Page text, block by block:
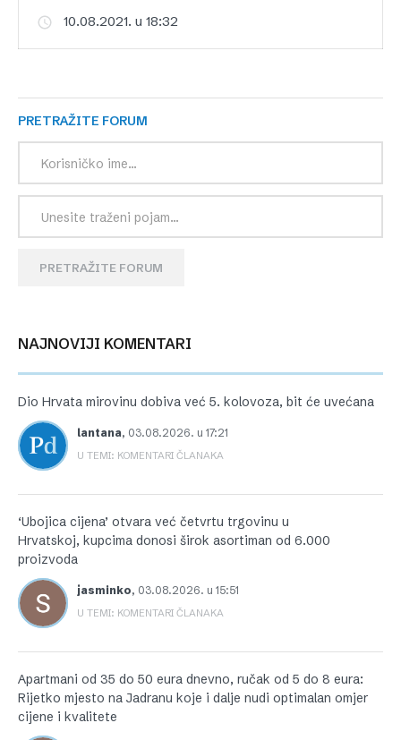
10.08.2021. u 18:32
PRETRAŽITE FORUM
PRETRAŽITE FORUM
NAJNOVIJI KOMENTARI
Dio Hrvata mirovinu dobiva već 5. kolovoza, bit će uvećana
lantana, 03.08.2026. u 17:21
U TEMI: KOMENTARI ČLANAKA
‘Ubojica cijena’ otvara već četvrtu trgovinu u
Hrvatskoj, kupcima donosi širok asortiman od 6.000
proizvoda
jasminko, 03.08.2026. u 15:51
U TEMI: KOMENTARI ČLANAKA
Apartmani od 35 do 50 eura dnevno, ručak od 5 do 8 eura:
Rijetko mjesto na Jadranu koje i dalje nudi optimalan omjer
cijene i kvalitete